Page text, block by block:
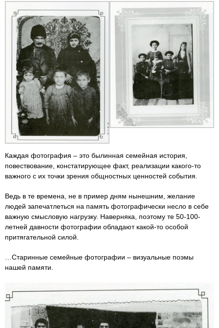
Каждая фотография – это былинная семейная история,
повествование, констатирующее факт, реализации какого-то
важного с их точки зрения общностных ценностей события.
Ведь в те времена, не в пример дням нынешним, желание
людей запечатлеться на память фотографически несло в себе
важную смысловую нагрузку. Наверняка, поэтому те 50-100-
летней давности фотографии обладают какой-то особой
притягательной силой.
…Старинные семейные фотографии – визуальные поэмы
нашей памяти.